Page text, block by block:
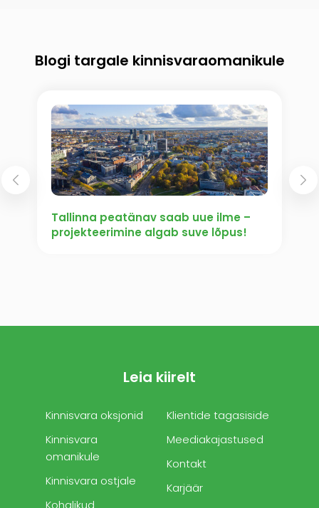
Blogi targale kinnisvaraomanikule
Tallinna peatänav saab uue ilme –
projekteerimine algab suve lõpus!
Leia kiirelt
Kinnisvara oksjonid
Kinnisvara
omanikule
Kinnisvara ostjale
Kohalikud
Klientide tagasiside
Meediakajastused
Kontakt
Karjäär